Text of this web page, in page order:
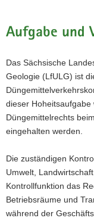
g
e
i
f
e
n
d
N
a
v
i
g
g
t
i
o
n
te
c
h
Aufgabe und
Das Sächsische
Geologie (LfULG) ist
dieser
Düngemittelrechts
eingehalten werden.
Die zuständigen
Umwelt,
Kontrollfunktion das
Betriebsräume und
während der